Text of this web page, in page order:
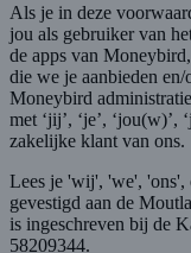
Als je in deze
jou als gebruiker van
de apps van
die we je aanbieden
Moneybird
met ‘jij’, ‘je’,
zakelijke klant van ons.
Lees je 'wij', 'we', 'ons',
gevestigd aan de
is ingeschreven bij de
58209344.